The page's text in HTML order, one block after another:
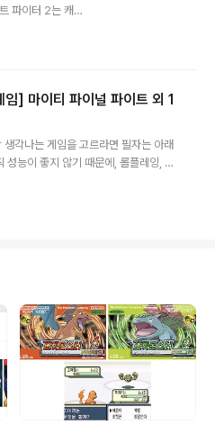
파이터 2는 캐릭
히 게임성이 좋
] 마이티 파이널 파이트 외 1
각나는 게임을 고르라면 필자는 아래
성능이 좋지 않기 때문에, 롤플레잉, 전
- 마이티 파이널 파이트, Mighty
이야기 FC(NES) - 카비의 모험, 별